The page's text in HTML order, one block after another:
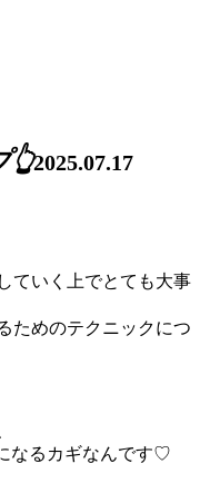
👆2025.07.17
ていく上でとても大事
ためのテクニックにつ
なるカギなんです♡